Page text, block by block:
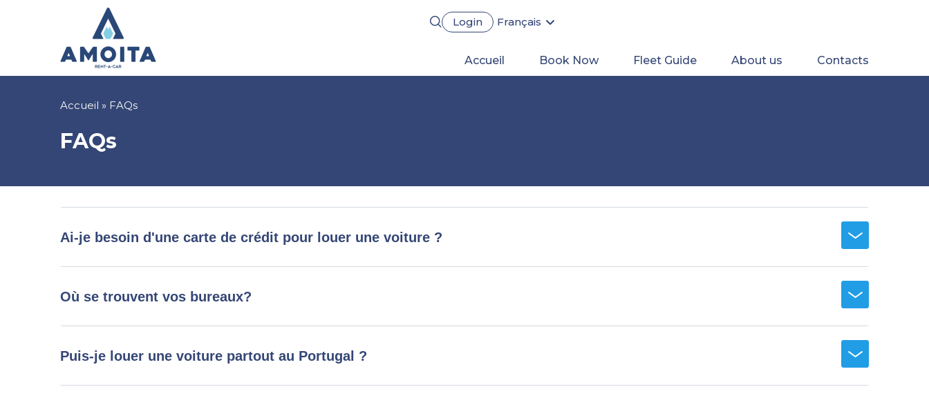
Login
Français
Español
Deutsch
navigation
Accueil Book Now Fleet Guide About us Contacts
Fil
Accueil FAQs
FAQs
Ai-je besoin d'une carte de crédit pour louer une voiture ?
Où se trouvent vos bureaux?
Puis-je louer une voiture partout au Portugal ?